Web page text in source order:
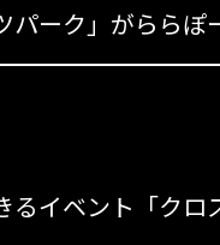
イベント「クロ